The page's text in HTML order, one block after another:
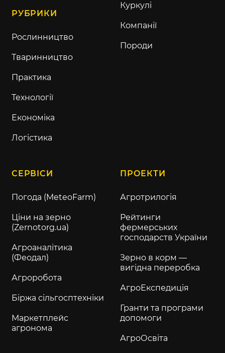
РУБРИКИ
Рослинництво
Тваринництво
Практика
Технології
Економіка
Логістика
Куркулі
Компанії
Породи
СЕРВІСИ
Погода (MeteoFarm)
Ціни на зерно
(Zernotorg.ua)
Агроаналітика
(Феодал)
Агроробота
Біржа сільгосптехніки
Маркетплейс
агронома
ПРОЕКТИ
Агротрилогія
Рейтинги
фермерських
господарств України
Зерно в корм —
вигідна переробка
АгроЕкспедиція
Гранти та програми
допомоги
АгроОсвіта